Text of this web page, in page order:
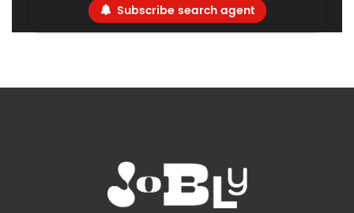
Subscribe search agent